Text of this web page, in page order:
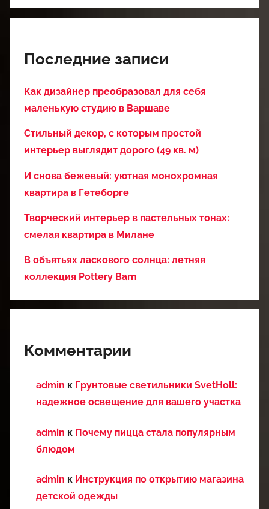
Последние записи
Как дизайнер преобразовал для себя
маленькую студию в Варшаве
Стильный декор, с которым простой
интерьер выглядит дорого (49 кв. м)
И снова бежевый: уютная монохромная
квартира в Гетеборге
Творческий интерьер в пастельных тонах:
смелая квартира в Милане
В объятьях ласкового солнца: летняя
коллекция Pottery Barn
Комментарии
admin к Грунтовые светильники SvetHoll:
надежное освещение для вашего участка
admin к Почему пицца стала популярным
блюдом
admin к Инструкция по открытию магазина
детской одежды